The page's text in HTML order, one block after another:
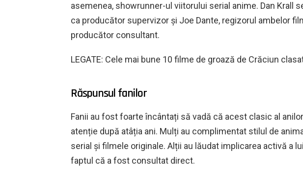
asemenea, showrunner-ul viitorului serial anime. Dan Krall
ca producător supervizor și Joe Dante, regizorul ambelor
producător consultant.
LEGATE: Cele mai bune 10 filme de groază de Crăciun
Răspunsul fanilor
Fanii au fost foarte încântați să vadă că acest clasic al
atenție după atâția ani. Mulți au complimentat stilul de
serial și filmele originale. Alții au lăudat implicarea activă a
faptul că a fost consultat direct.